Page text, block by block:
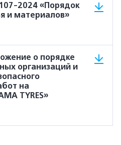
2024 «Порядок
и материалов»
о порядке
организаций и
на
TYRES»